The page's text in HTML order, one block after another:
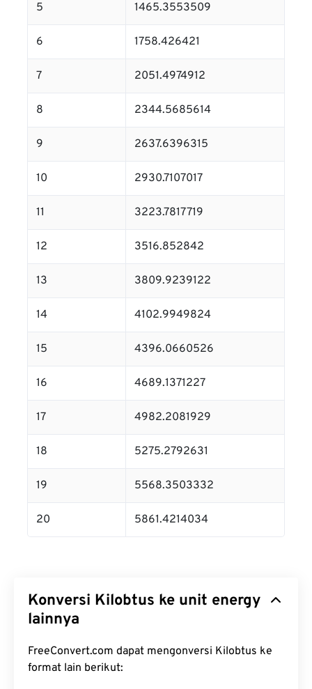
5 1465.3553509
6 1758.426421
7 2051.4974912
8 2344.5685614
9 2637.6396315
10 2930.7107017
11 3223.7817719
12 3516.852842
13 3809.9239122
14 4102.9949824
15 4396.0660526
16 4689.1371227
17 4982.2081929
18 5275.2792631
19 5568.3503332
20 5861.4214034
Konversi Kilobtus ke unit energy
lainnya
FreeConvert.com dapat mengonversi Kilobtus ke
format lain berikut: